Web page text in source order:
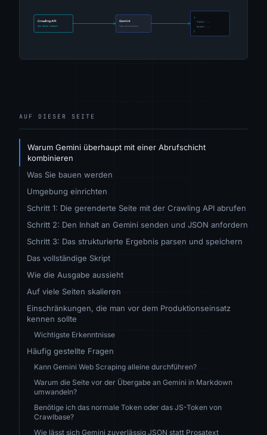
AUF DIESER SEITE
Warum Gemini überhaupt mit einer Abrufschicht
kombinieren
Was Sie bauen werden
Umgebung einrichten
Schritt 1: Die gerenderte Seite mit der Crawling API abrufen
Schritt 2: Den Inhalt an Gemini senden und JSON anfordern
Schritt 3: Das strukturierte Ergebnis parsen und speichern
Das vollständige Skript
Wie die Ausgabe aussieht
Auf viele Seiten skalieren
Einschränkungen, die man vor dem Produktionseinsatz
kennen sollte
Wichtigste Erkenntnisse
Häufig gestellte Fragen
Kann Gemini Web Scraping alleine durchführen?
Warum die Seite vor der Übergabe an Gemini in Markdown
umwandeln?
Benötige ich das normale Token oder das JS-Token von
Crawlbase?
Wie lässt sich Gemini zuverlässig JSON statt Prosatext